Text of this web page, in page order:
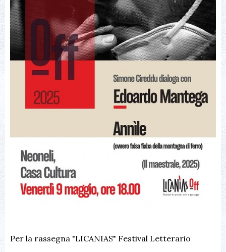
Per la rassegna "LICANIAS" Festival Letterario